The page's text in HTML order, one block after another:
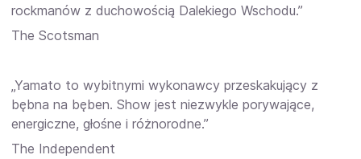
rockmanów z duchowością Dalekiego Wschodu.”
The Scotsman
„Yamato to wybitnymi wykonawcy przeskakujący z
bębna na bęben. Show jest niezwykle porywające,
energiczne, głośne i różnorodne.”
The Independent